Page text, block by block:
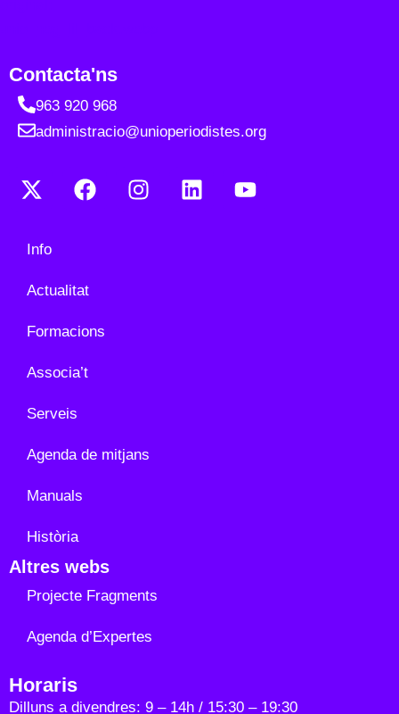
Contacta'ns
963 920 968
administracio@unioperiodistes.org
Info
Actualitat
Formacions
Associa’t
Serveis
Agenda de mitjans
Manuals
Història
Altres webs
Projecte Fragments
Agenda d’Expertes
Horaris
Dilluns a divendres: 9 – 14h / 15:30 – 19:30